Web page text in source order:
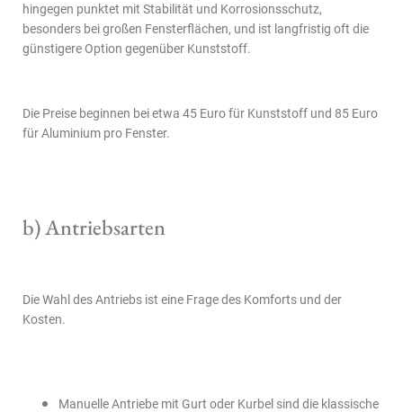
hingegen punktet mit Stabilität und Korrosionsschutz,
besonders bei großen Fensterflächen, und ist langfristig oft die
günstigere Option gegenüber Kunststoff.
Die Preise beginnen bei etwa 45 Euro für Kunststoff und 85 Euro
für Aluminium pro Fenster.
b) Antriebsarten
Die Wahl des Antriebs ist eine Frage des Komforts und der
Kosten.
Manuelle Antriebe mit Gurt oder Kurbel sind die klassische